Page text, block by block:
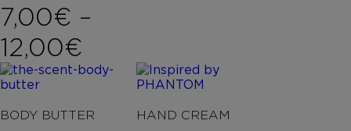
7,00€ –
12,00€
BODY BUTTER
HAND CREAM